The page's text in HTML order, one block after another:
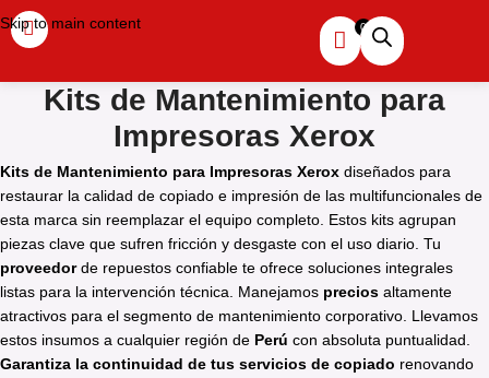
Skip to main content
Kits de Mantenimiento para
Impresoras Xerox
Kits de Mantenimiento para Impresoras Xerox diseñados para
restaurar la calidad de copiado e impresión de las multifuncionales de
esta marca sin reemplazar el equipo completo. Estos kits agrupan
piezas clave que sufren fricción y desgaste con el uso diario. Tu
proveedorde repuestos confiable te ofrece soluciones integrales
listas para la intervención técnica. Manejamos precios altamente
atractivos para el segmento de mantenimiento corporativo. Llevamos
estos insumos a cualquier región de Perú con absoluta puntualidad.
Garantiza la continuidad de tus servicios de copiado renovando